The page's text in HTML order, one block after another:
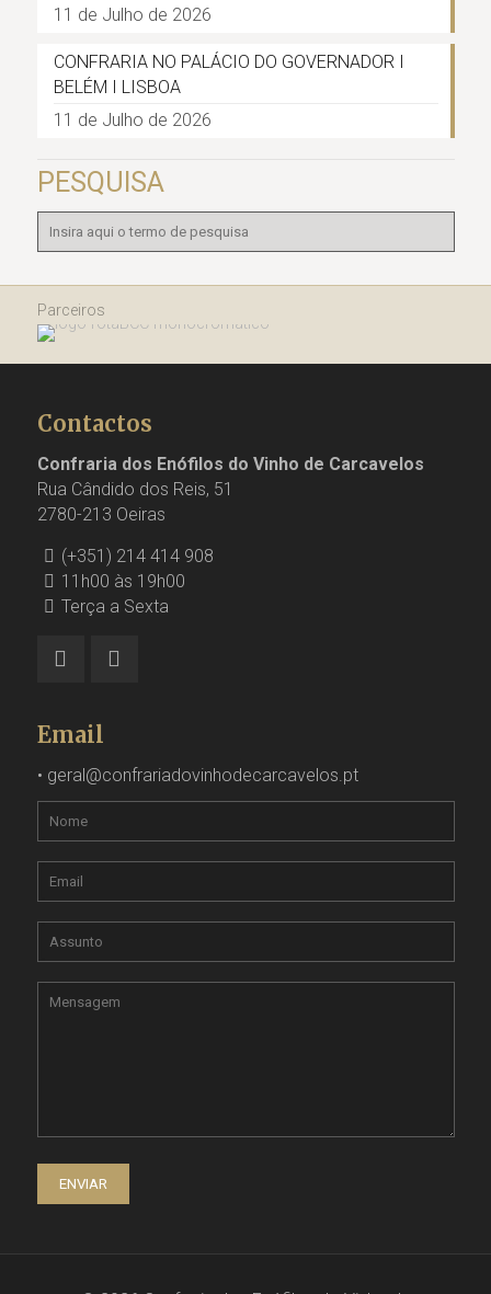
11 de Julho de 2026
CONFRARIA NO PALÁCIO DO GOVERNADOR I
BELÉM I LISBOA
11 de Julho de 2026
PESQUISA
Parceiros
Contactos
Confraria dos Enófilos do Vinho de Carcavelos
Rua Cândido dos Reis, 51
2780-213 Oeiras
(+351) 214 414 908
11h00 às 19h00
Terça a Sexta
Email
• geral@confrariadovinhodecarcavelos.pt